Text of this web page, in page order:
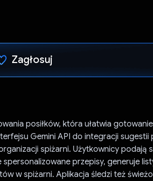
Zagłosuj
posiłków, która ułatwia gotowanie
Gemini API do integracji sugestii
spiżarni. Użytkownicy podają
przepisy, generuje
w spiżarni. Aplikacja śledzi też